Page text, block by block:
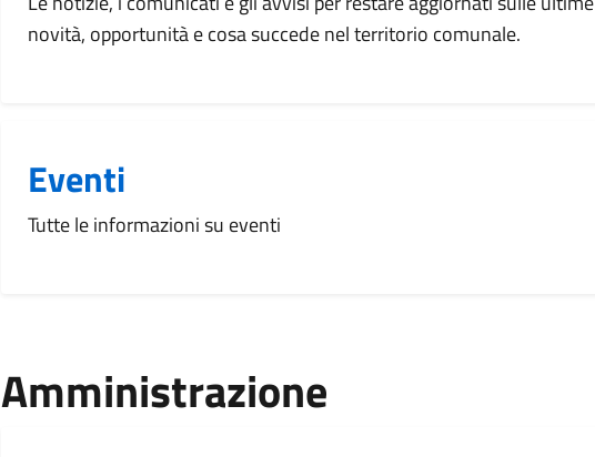
novità, opportunità e cosa succede nel territorio comunale.
Eventi
Tutte le informazioni su eventi
Amministrazione